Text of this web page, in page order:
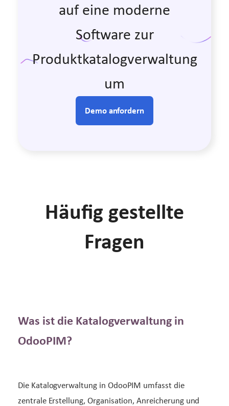
auf eine moderne
Software zur
Produktkatalogverwaltung
um
Demo anfordern
Häufig gestellte
Fragen
Was ist die Katalogverwaltung in
OdooPIM?
Die Katalogverwaltung in OdooPIM umfasst die
zentrale Erstellung, Organisation, Anreicherung und